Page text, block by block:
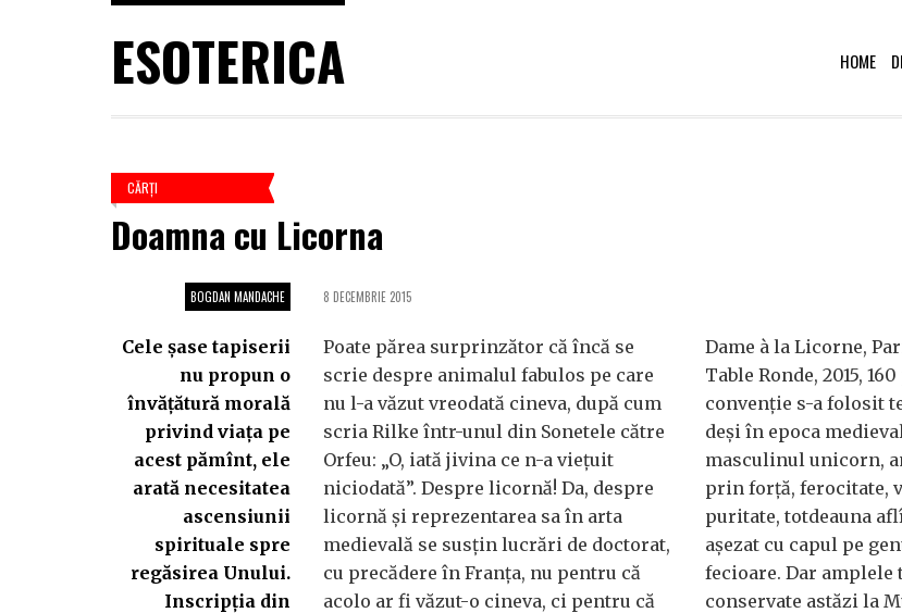
ESOTERICA HOME
CĂRŢI
Doamna cu Licorna
BOGDAN MANDACHE
Cele şase tapiserii
nu propun o
învăţătură morală
privind viaţa pe
acest pămînt, ele
arată necesitatea
ascensiunii
spirituale spre
regăsirea Unului.
Inscripţia din
8 DECEMBRIE 2015
Poate părea surprinzător că încă se
scrie despre animalul fabulos pe care
nu l-a văzut vreodată cineva, după cum
scria Rilke într-unul din Sonetele către
Orfeu: „O, iată jivina ce n-a vieţuit
niciodată”. Despre licornă! Da, despre
licornă şi reprezentarea sa în arta
medievală se susţin lucrări de doctorat,
cu precădere în Franţa, nu pentru că
acolo ar fi văzut-o cineva, ci pentru că
Dame à la Licorne,
Table Ronde, 2015,
convenţie s-a folosit
deşi în epoca
masculinul unicorn,
prin forţă, ferocitate,
puritate, totdeauna
aşezat cu capul pe
fecioare. Dar
conservate astăzi la